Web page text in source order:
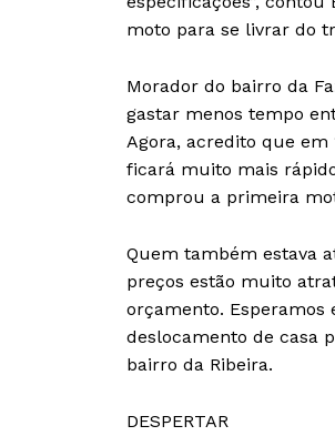
moto para se livrar do
Morador do bairro da
gastar menos tempo
Agora, acredito que em
ficará muito mais
comprou a primeira
Quem também estava
preços estão muito
orçamento. Esperamos
deslocamento de casa
bairro da Ribeira.
DESPERTAR